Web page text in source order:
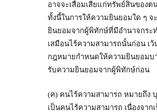
อาจจะเสื่อมเสียแก่ทรัพย์สินของต
ทั้งนี้ในการให้ความยินยอมใด ๆ จ
ยินยอมจากผู้พิทักษ์ที่มีอำนาจกระ
เสมือนไร้ความสามารถนั้นก่อน เ
กฎหมายกำหนดให้ความยินยอมบ
รับความยินยอมจากผู้พิทักษ์ก่อน
(ค) คนไร้ความสามารถ หมายถึง
เป็นคนไร้ความสามารถ เนื่องจา